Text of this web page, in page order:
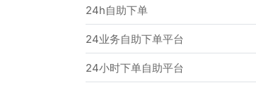
24h自助下单
24业务自助下单平台
24小时下单自助平台